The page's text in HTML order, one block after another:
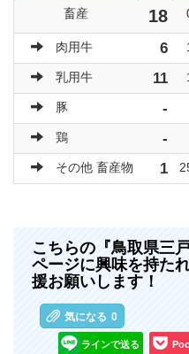
畜産
18
肉用牛 6
乳用牛 11
豚 -
鶏 -
その他 畜産物 1
こちらの『鳥取県三
ページに興味を持た
援お願いします！
気になる 0
ラインで送る